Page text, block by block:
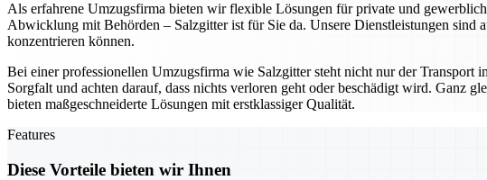
Als erfahrene Umzugsfirma bieten wir flexible Lösungen für private und
Abwicklung mit Behörden – Salzgitter ist für Sie da. Unsere Dienstleistungen sind
konzentrieren können.
Bei einer professionellen Umzugsfirma wie Salzgitter steht nicht nur der Transport
Sorgfalt und achten darauf, dass nichts verloren geht oder beschädigt wird. Ganz
bieten maßgeschneiderte Lösungen mit erstklassiger Qualität.
Features
Diese Vorteile bieten wir Ihnen